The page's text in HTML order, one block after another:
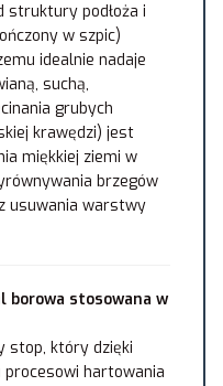
struktury podłoża i
w szpic)
idealnie nadaje
suchą,
grubych
krawędzi) jest
miękkiej ziemi w
brzegów
usuwania warstwy
borowa stosowana w
stop, który dzięki
hartowania